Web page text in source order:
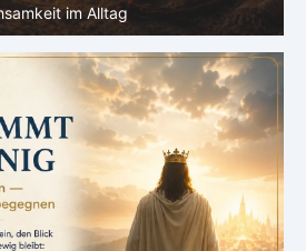
im Inneren